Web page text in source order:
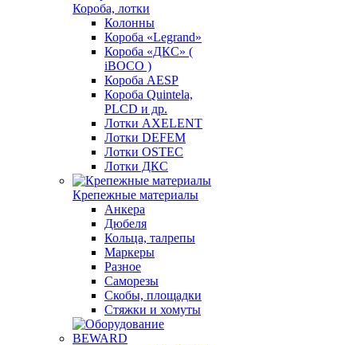
Короба, лотки
Колонны
Короба «Legrand»
Короба «ДКС» (
iBOCO )
Короба AESP
Короба Quintela,
PLCD и др.
Лотки AXELENT
Лотки DEFEM
Лотки OSTEC
Лотки ДКС
Крепежные материалы
Анкера
Дюбеля
Кольца, талрепы
Маркеры
Разное
Саморезы
Скобы, площадки
Стяжки и хомуты